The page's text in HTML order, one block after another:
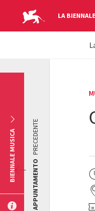
LA
APPUNTAMENTO
PRECEDENTE
BIENNALE MUSICA